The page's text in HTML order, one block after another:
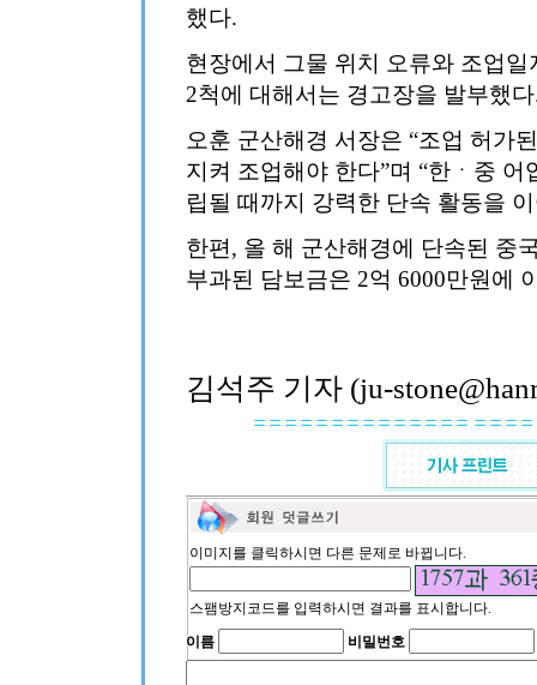
했다.
현장에서 그물 위치 오류와 조업
2척에 대해서는 경고장을 발부했
오훈 군산해경 서장은 “조업 허가
지켜 조업해야 한다”며 “한ㆍ중
립될 때까지 강력한 단속 활동을
한편, 올 해 군산해경에 단속된 중
부과된 담보금은 2억 6000만원에
김석주 기자 (ju-
이미지를 클릭하시면 다른 문제로 바뀝니다.
스팸방지코드를 입력하시면 결과를 표시합니다.
이름
비밀번호